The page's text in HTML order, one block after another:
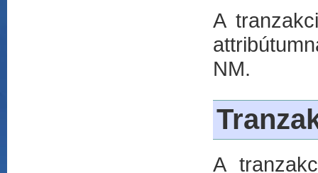
A
NM.
A